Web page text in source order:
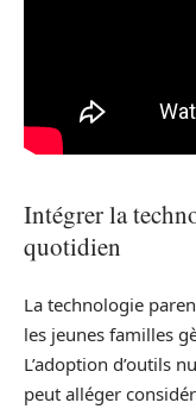
Intégrer la
quotidien
La technologie
les jeunes familles
L’adoption d’outils
peut alléger